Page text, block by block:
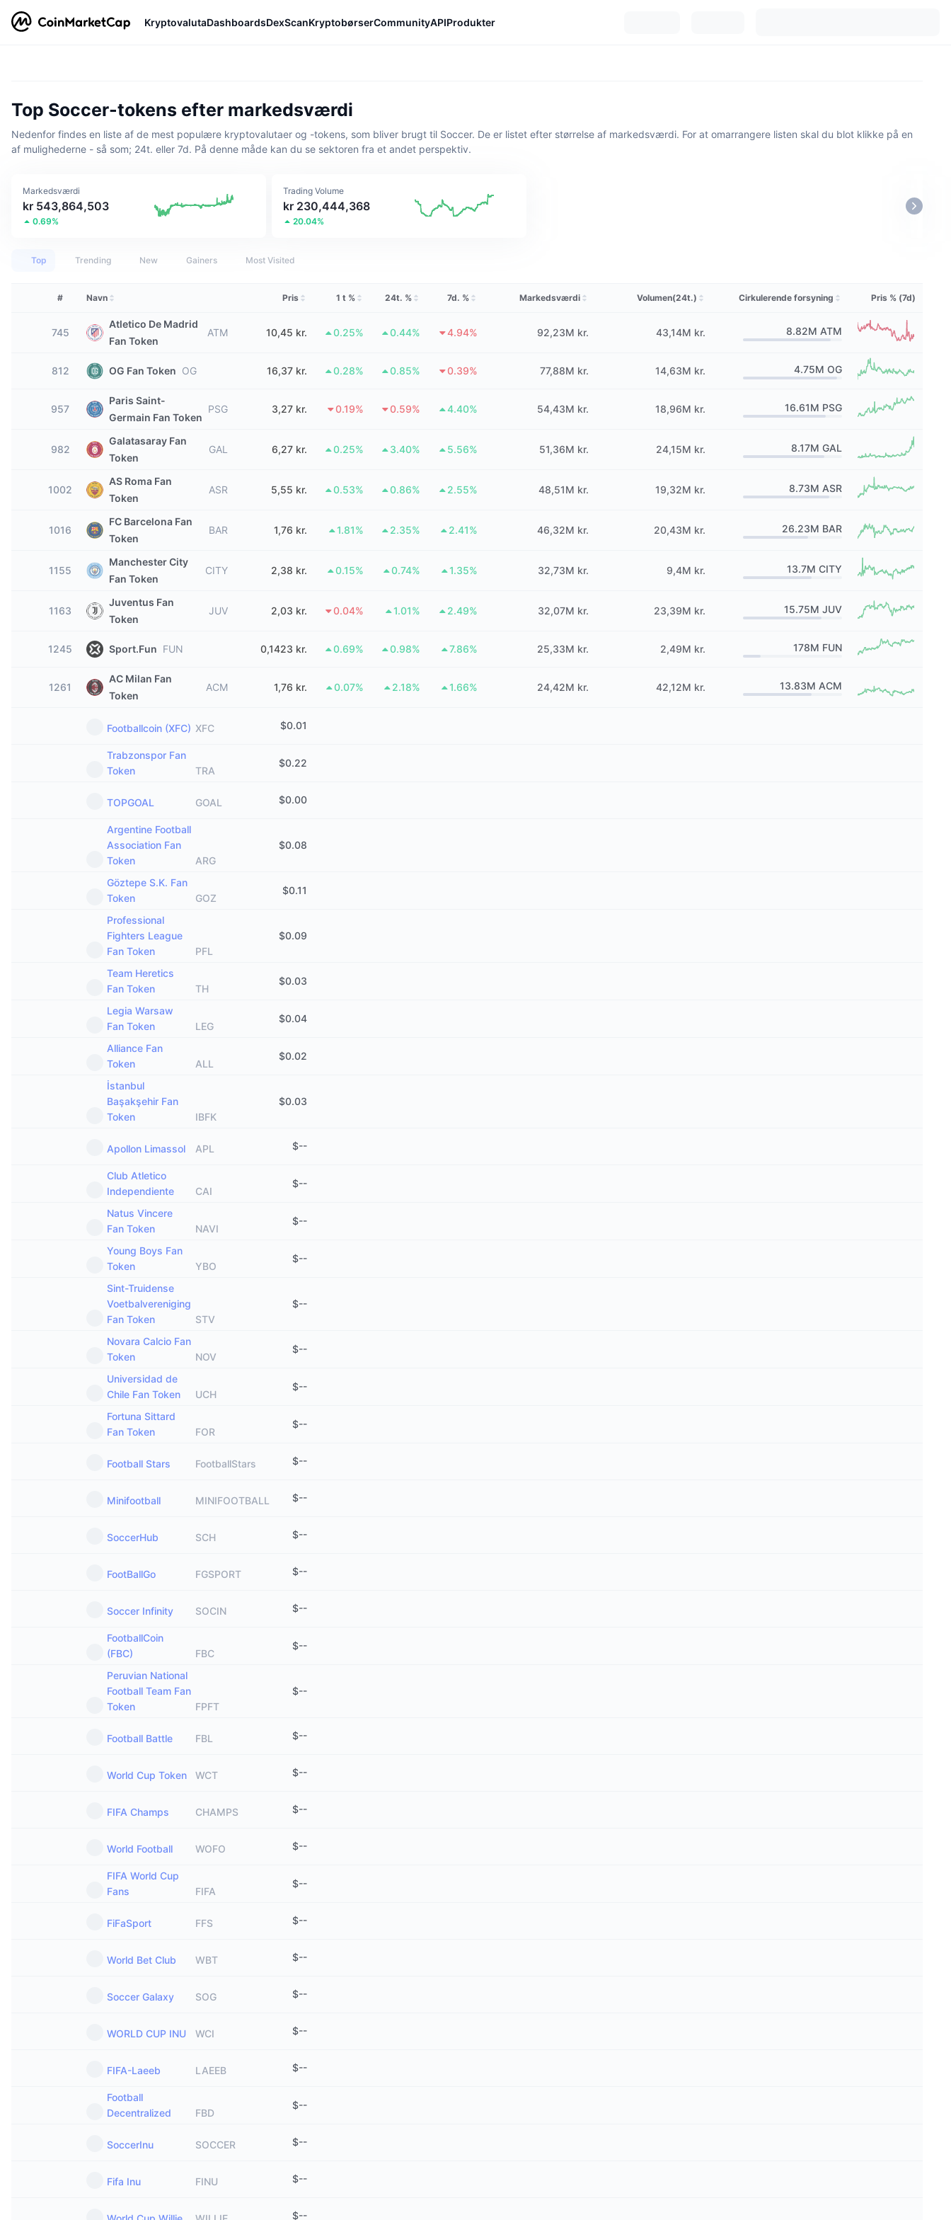
KryptovalutaDashboardsDexScanKryptobørserCommunityAPIProdukter
Top Soccer-tokens efter markedsværdi
Nedenfor findes en liste af de mest populære kryptovalutaer og -tokens, som bliver brugt til Soccer. De er listet efter størrelse af markedsværdi. For at omarrangere listen skal du blot klikke på en
af mulighederne - så som; 24t. eller 7d. På denne måde kan du se sektoren fra et andet perspektiv.
Markedsværdi
kr 543,864,503
0.69%
Trading Volume
kr 230,444,368
20.04%
Top Trending New Gainers Most Visited
# Navn Pris 1 t % 24t. % 7d. % Markedsværdi Volumen(24t.) Cirkulerende forsyning Pris % (7d)
745
Atletico De Madrid
Fan Token
ATM 10,45 kr. 0.25% 0.44% 4.94% 92,23M kr. 43,14M kr. 8.82M ATM
812 OG Fan Token OG 16,37 kr. 0.28% 0.85% 0.39% 77,88M kr. 14,63M kr. 4.75M OG
957
Paris Saint-
Germain Fan Token
PSG 3,27 kr. 0.19% 0.59% 4.40% 54,43M kr. 18,96M kr. 16.61M PSG
982
Galatasaray Fan
Token
GAL 6,27 kr. 0.25% 3.40% 5.56% 51,36M kr. 24,15M kr. 8.17M GAL
1002
AS Roma Fan
Token
ASR 5,55 kr. 0.53% 0.86% 2.55% 48,51M kr. 19,32M kr. 8.73M ASR
1016
FC Barcelona Fan
Token
BAR 1,76 kr. 1.81% 2.35% 2.41% 46,32M kr. 20,43M kr. 26.23M BAR
1155
Manchester City
Fan Token
CITY 2,38 kr. 0.15% 0.74% 1.35% 32,73M kr. 9,4M kr. 13.7M CITY
1163
Juventus Fan
Token
JUV 2,03 kr. 0.04% 1.01% 2.49% 32,07M kr. 23,39M kr. 15.75M JUV
1245 Sport.Fun FUN 0,1423 kr. 0.69% 0.98% 7.86% 25,33M kr. 2,49M kr. 178M FUN
1261
AC Milan Fan
Token
ACM 1,76 kr. 0.07% 2.18% 1.66% 24,42M kr. 42,12M kr. 13.83M ACM
Footballcoin (XFC) XFC $0.01
Trabzonspor Fan
Token
TRA
$0.22
TOPGOAL GOAL $0.00
Argentine Football
Association Fan
Token
ARG
$0.08
Göztepe S.K. Fan
Token
GOZ
$0.11
Professional
Fighters League
Fan Token
PFL
$0.09
Team Heretics
Fan Token
TH
$0.03
Legia Warsaw
Fan Token
LEG
$0.04
Alliance Fan
Token
ALL
$0.02
İstanbul
Başakşehir Fan
Token
IBFK
$0.03
Apollon Limassol APL $--
Club Atletico
Independiente
CAI
$--
Natus Vincere
Fan Token
NAVI
$--
Young Boys Fan
Token
YBO
$--
Sint-Truidense
Voetbalvereniging
Fan Token
STV
$--
Novara Calcio Fan
Token
NOV
$--
Universidad de
Chile Fan Token
UCH
$--
Fortuna Sittard
Fan Token
FOR
$--
Football Stars FootballStars $--
Minifootball MINIFOOTBALL $--
SoccerHub SCH $--
FootBallGo FGSPORT $--
Soccer Infinity SOCIN $--
FootballCoin
(FBC)
FBC
$--
Peruvian National
Football Team Fan
Token
FPFT
$--
Football Battle FBL $--
World Cup Token WCT $--
FIFA Champs CHAMPS $--
World Football WOFO $--
FIFA World Cup
Fans
FIFA
$--
FiFaSport FFS $--
World Bet Club WBT $--
Soccer Galaxy SOG $--
WORLD CUP INU WCI $--
FIFA-Laeeb LAEEB $--
Football
Decentralized
FBD
$--
SoccerInu SOCCER $--
Fifa Inu FINU $--
$--